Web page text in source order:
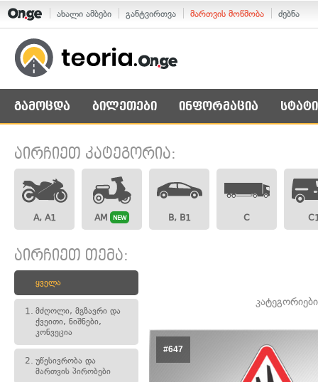
ახალი ამბები განტვირთვა მართვის მოწმობა ძებნა
გამოცდა ბილეთები ინფორმაცია
აირჩიეთ კატეგორია:
A, A1 AM NEW B, B1 C
აირჩიეთ თემა:
ყველა
1. მძღოლი, მგზავრი და
ქვეითი, ნიშნები,
კონვეცია
2. უწესივრობა და
მართვის პირობები
#647